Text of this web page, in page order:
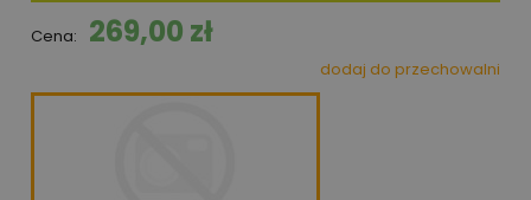
Cena: 269,00 zł
dodaj do przechowalni